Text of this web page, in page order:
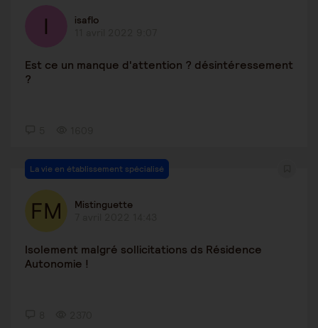
isaflo
Est ce un manque d'attention ? désintéressement
?
La vie en établissement spécialisé
Mistinguette
Isolement malgré sollicitations ds Résidence
Autonomie !